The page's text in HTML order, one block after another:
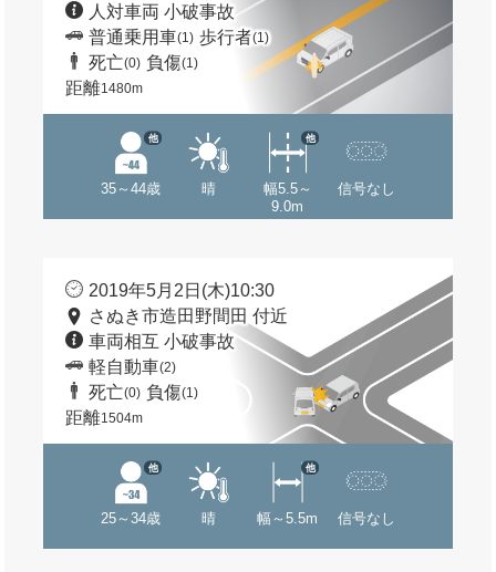
人対車両 小破事故
普通乗用車(1) 歩行者(1)
死亡(0) 負傷(1)
距離1480m
35～44歳
他
晴
幅5.5～
9.0m
他
信号なし
2019年5月2日(木)10:30
さぬき市造田野間田 付近
車両相互 小破事故
軽自動車(2)
死亡(0) 負傷(1)
距離1504m
25～34歳
他
晴 幅～5.5m
他
信号なし